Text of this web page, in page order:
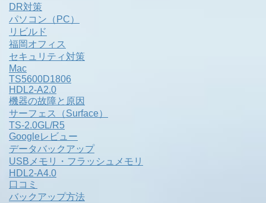
DR対策
パソコン（PC）
リビルド
福岡オフィス
セキュリティ対策
Mac
TS5600D1806
HDL2-A2.0
機器の故障と原因
サーフェス（Surface）
TS-2.0GL/R5
Googleレビュー
データバックアップ
USBメモリ・フラッシュメモリ
HDL2-A4.0
口コミ
バックアップ方法